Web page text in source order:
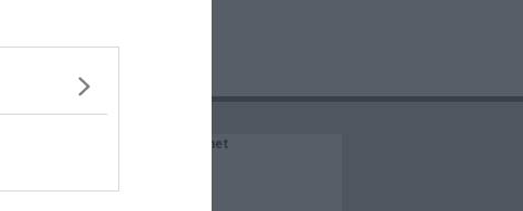
IL NETWORK QuiNews.net